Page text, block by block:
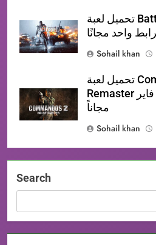
تحميل لعبة Battlefield 4 للكمبيوتر
Sohail khan
تحميل لعبة Commandos 2 – HD
Remaster للكمبيوتر من ميديا فاير
مجاناً
Sohail khan
Search